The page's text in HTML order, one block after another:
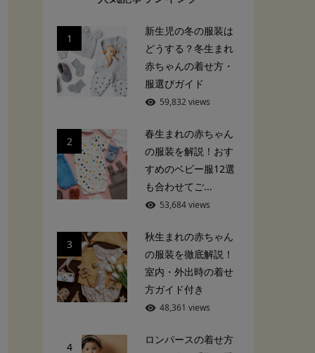
1
新生児の冬の服装は
どうする？冬生まれ
赤ちゃんの着せ方・
服選びガイド
59,832 views
2
春生まれの赤ちゃん
の服装を解説！おす
すめのベビー服12選
も合わせてご...
53,684 views
3
秋生まれの赤ちゃん
の服装を徹底解説！
室内・外出時の着せ
方ガイド付き
48,361 views
4
ロンパースの着せ方